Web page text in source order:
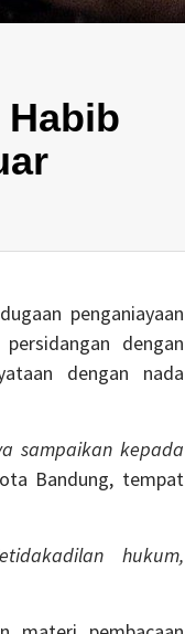
Habib
penganiayaan
dengan
dengan nada
sampaikan kepada
Bandung, tempat
hukum,